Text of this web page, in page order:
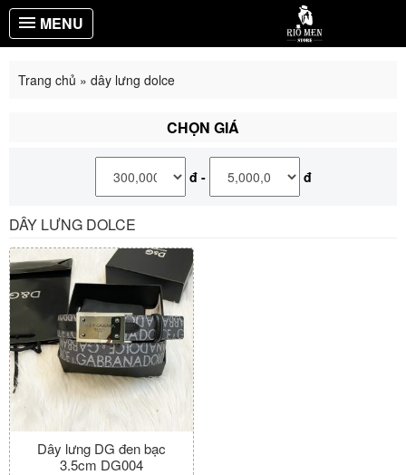
MENU
Trang chủ » dây lưng dolce
CHỌN GIÁ
đ - đ
DÂY LƯNG DOLCE
Dây lưng DG đen bạc
3.5cm DG004